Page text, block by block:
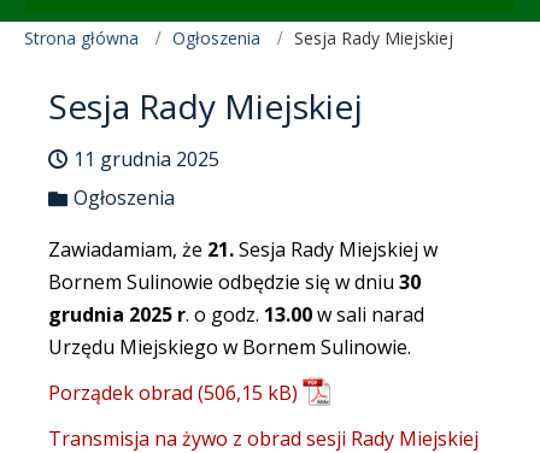
Strona główna Ogłoszenia Sesja Rady Miejskiej
Sesja Rady Miejskiej
11 grudnia 2025
Ogłoszenia
Zawiadamiam, że 21.Sesja Rady Miejskiej w
Bornem Sulinowie odbędzie się w dniu 30
grudnia 2025 r. o godz. 13.00w sali narad
Urzędu Miejskiego w Bornem Sulinowie.
Porządek obrad
Transmisja na żywo z obrad sesji Rady Miejskiej